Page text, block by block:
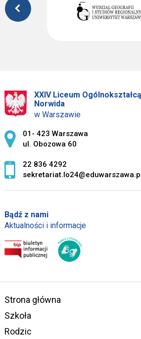
XXIV Liceum
Norwida
w Warszawie
Adres pocztowy:
01- 423 Warszawa
ul. Obozowa 60
22 836 4292
Bądź z nami
Aktualności i informacje
Strona główna
Szkoła
Rodzic